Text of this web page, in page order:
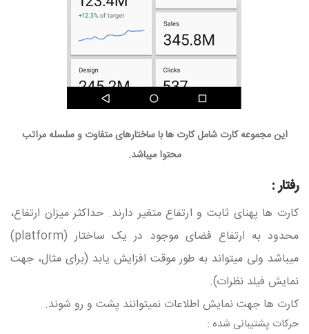
این مجموعه کارت شامل کارت ها با ساختارهای متفاوت و سلسله مراتب
محتوا میباشد.
رفتار :
کارت ها پهنای ثابت و ارتفاع متغیر دارند. حداکثر میزان ارتفاع،
محدود به ارتفاع فضای موجود در یک ساختار (platform)
میباشد ولی میتواند به طور موقت افزایش یابد (برای مثال، جهت
نمایش فیلد نظرات).
کارت ها جهت نمایش اطلاعات نمیتوانند پشت و رو شوند.
حرکات پشتیبانی شده :